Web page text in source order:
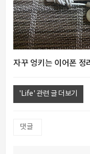
자꾸 엉키는 이어폰 정
'Life' 관련 글 더보기
댓글